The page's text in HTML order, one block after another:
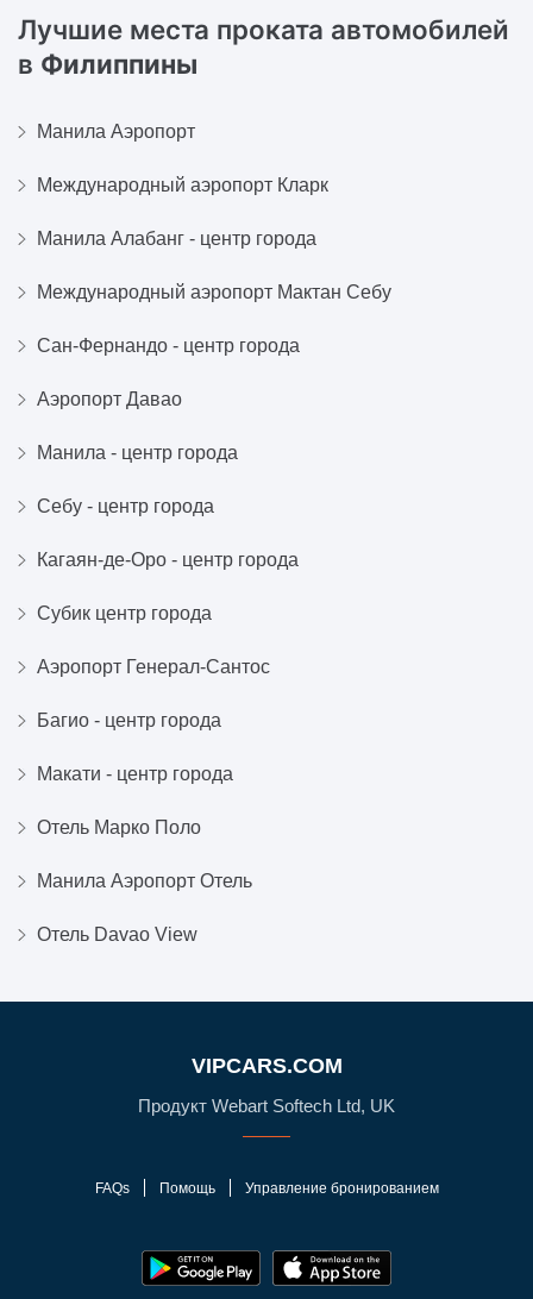
Лучшие места проката автомобилей
в Филиппины
Манила Аэропорт
Международный аэропорт Кларк
Манила Алабанг - центр города
Международный аэропорт Мактан Себу
Сан-Фернандо - центр города
Аэропорт Давао
Манила - центр города
Себу - центр города
Кагаян-де-Оро - центр города
Субик центр города
Аэропорт Генерал-Сантос
Багио - центр города
Макати - центр города
Отель Марко Поло
Манила Аэропорт Отель
Отель Davao View
VIPCARS.COM
Продукт Webart Softech Ltd, UK
FAQs Помощь Управление бронированием